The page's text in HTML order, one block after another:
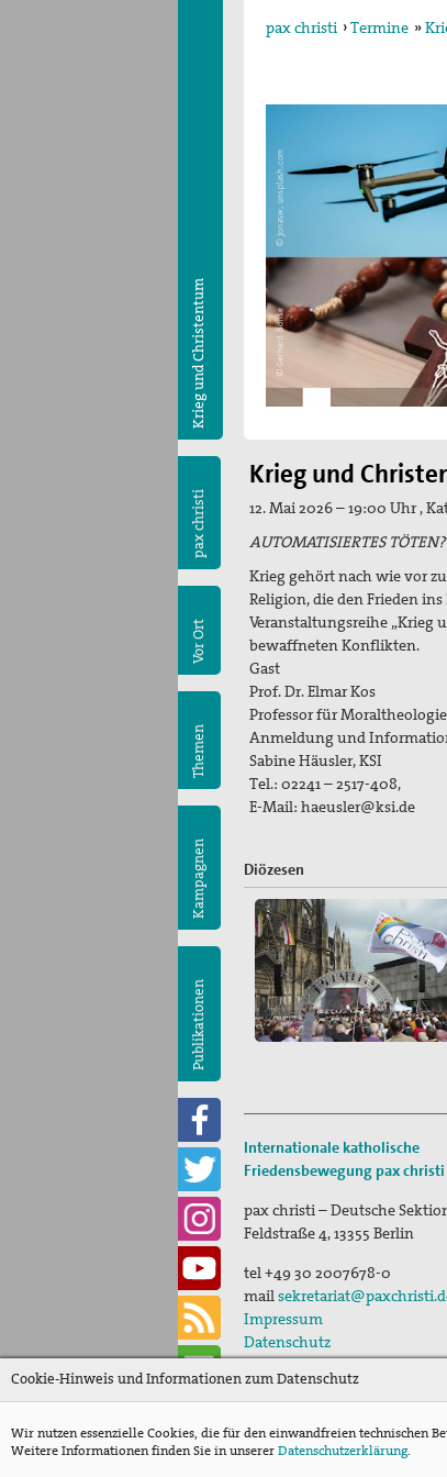
pax christi ›Termine »
Krieg und Christentum
pax christi
Vor Ort
Themen
Kampagnen
Publikationen
Krieg und
12. Mai 2026 – 19:00 Uhr ,
AUTOMATISIERTES
Krieg gehört nach wie vor
Religion, die den Frieden
Veranstaltungsreihe „Krieg
bewaffneten Konflikten.
Gast
Prof. Dr. Elmar Kos
Professor für
Anmeldung und
Sabine Häusler, KSI
Tel.: 02241 – 2517-408,
E-Mail: haeusler@ksi.de
Diözesen
Internationale katholische
Friedensbewegung pax christi
pax christi – Deutsche
Feldstraße 4,13355 Berlin
tel +49 30 2007678-0
mail
Impressum
Datenschutz
Cookie-Hinweis und Informationen zum Datenschutz
Wir nutzen essenzielle Cookies, die für den einwandfreien technischen
Weitere Informationen finden Sie in unsererDatenschutzerklärung.